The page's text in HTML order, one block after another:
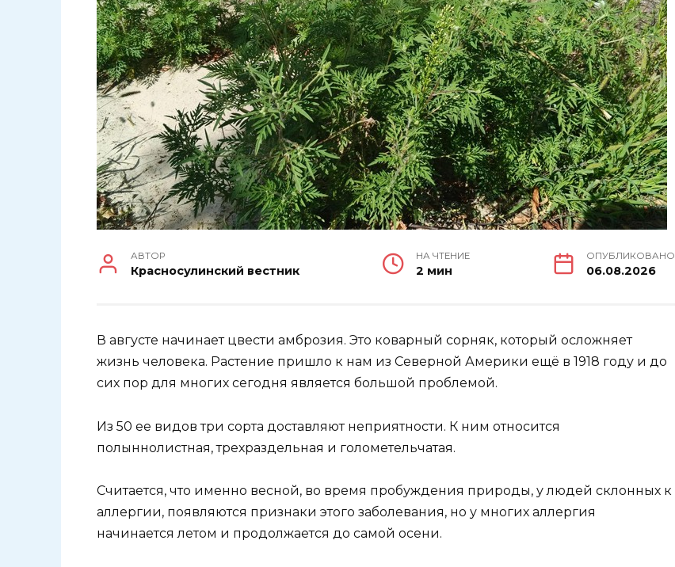
АВТОР
Красносулинский вестник
НА ЧТЕНИЕ
2 мин
ОПУБЛИКОВАНО
06.08.2026
В августе начинает цвести амброзия. Это коварный сорняк, который осложняет
жизнь человека. Растение пришло к нам из Северной Америки ещё в 1918 году и до
сих пор для многих сегодня является большой проблемой.
Из 50 ее видов три сорта доставляют неприятности. К ним относится
полыннолистная, трехраздельная и голометельчатая.
Считается, что именно весной, во время пробуждения природы, у людей склонных к
аллергии, появляются признаки этого заболевания, но у многих аллергия
начинается летом и продолжается до самой осени.